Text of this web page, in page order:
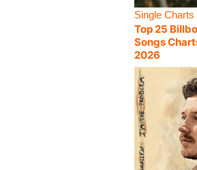
Single Charts
Top 25
Songs
2026